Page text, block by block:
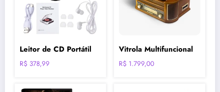
Leitor de CD Portátil
R$ 378,99
Vitrola Multifuncional
R$ 1.799,00